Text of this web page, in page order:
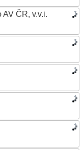
ČR, v.v.i.